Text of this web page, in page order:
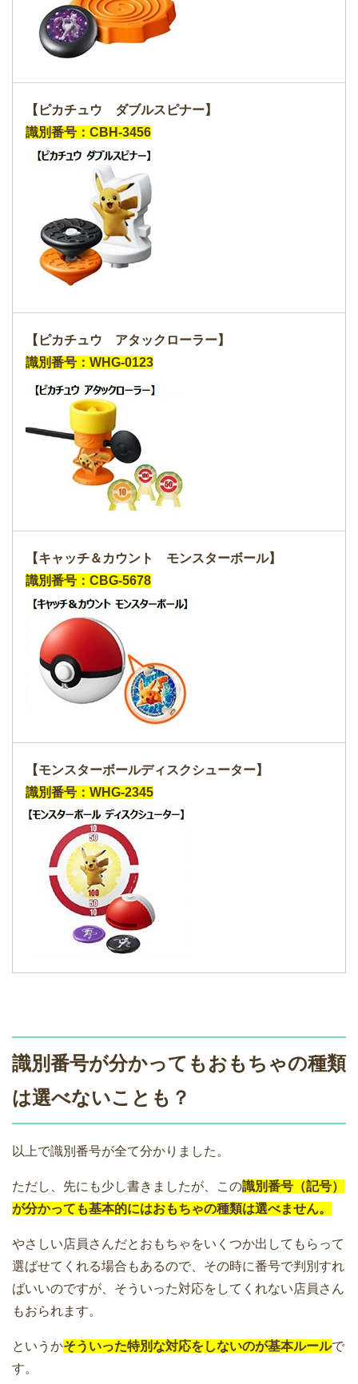
【ピカチュウ ダブルスピナー】
識別番号：CBH-3456
【ピカチュウ アタックローラー】
識別番号：WHG-0123
【キャッチ＆カウント モンスターボール】
識別番号：CBG-5678
【モンスターボールディスクシューター】
識別番号：WHG-2345
識別番号が分かってもおもちゃの種類
は選べないことも？
以上で識別番号が全て分かりました。
ただし、先にも少し書きましたが、この識別番号（記号）
が分かっても基本的にはおもちゃの種類は選べません。
やさしい店員さんだとおもちゃをいくつか出してもらって
選ばせてくれる場合もあるので、その時に番号で判別すれ
ばいいのですが、そういった対応をしてくれない店員さん
もおられます。
というかそういった特別な対応をしないのが基本ルールで
す。